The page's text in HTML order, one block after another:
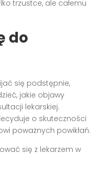
trzustce, ale całemu
do
się podstępnie,
jakie objawy
lekarskiej.
o skuteczności
poważnych powikłań.
się z lekarzem w